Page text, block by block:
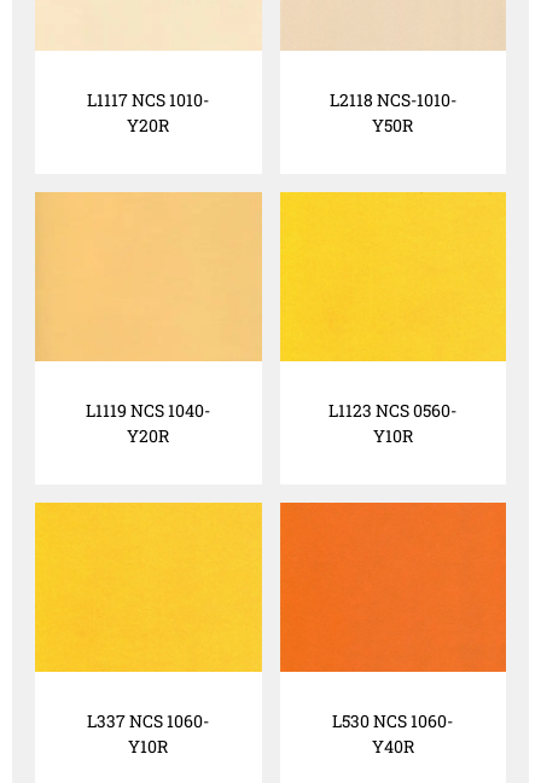
L1117 NCS 1010-
Y20R
L2118 NCS-1010-
Y50R
L1119 NCS 1040-
Y20R
L1123 NCS 0560-
Y10R
L337 NCS 1060-
Y10R
L530 NCS 1060-
Y40R